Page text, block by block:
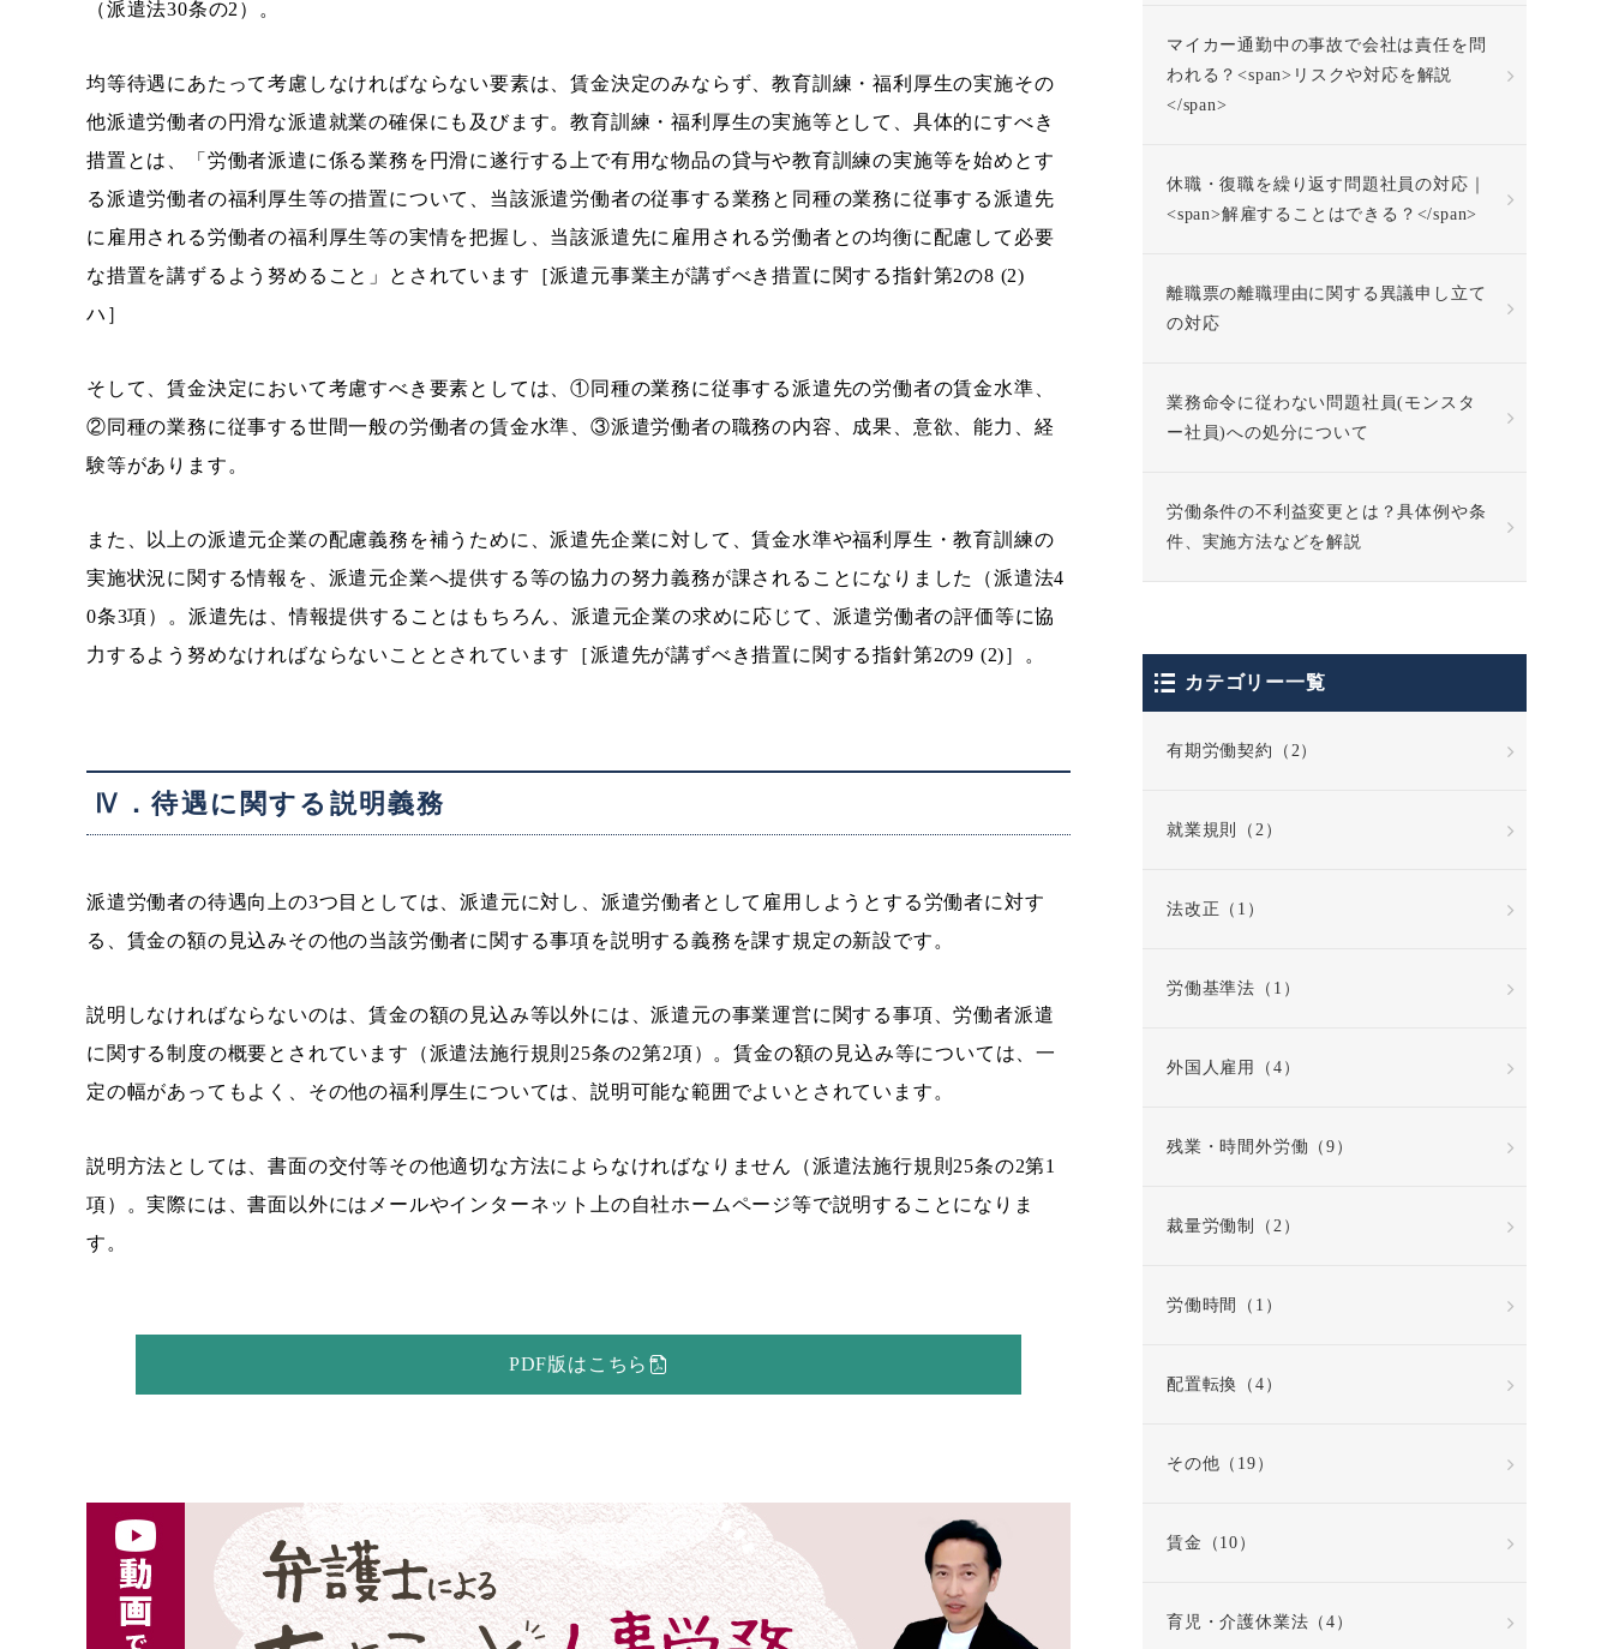
（派遣法30条の2）。
均等待遇にあたって考慮しなければならない要素は、賃金決定のみならず、教育訓練・福利厚生の実施その
他派遣労働者の円滑な派遣就業の確保にも及びます。教育訓練・福利厚生の実施等として、具体的にすべき
措置とは、「労働者派遣に係る業務を円滑に遂行する上で有用な物品の貸与や教育訓練の実施等を始めとす
る派遣労働者の福利厚生等の措置について、当該派遣労働者の従事する業務と同種の業務に従事する派遣先
に雇用される労働者の福利厚生等の実情を把握し、当該派遣先に雇用される労働者との均衡に配慮して必要
な措置を講ずるよう努めること」とされています［派遣元事業主が講ずべき措置に関する指針第2の8 (2)
ハ］
そして、賃金決定において考慮すべき要素としては、①同種の業務に従事する派遣先の労働者の賃金水準、
②同種の業務に従事する世間一般の労働者の賃金水準、③派遣労働者の職務の内容、成果、意欲、能力、経
験等があります。
また、以上の派遣元企業の配慮義務を補うために、派遣先企業に対して、賃金水準や福利厚生・教育訓練の
実施状況に関する情報を、派遣元企業へ提供する等の協力の努力義務が課されることになりました（派遣法4
0条3項）。派遣先は、情報提供することはもちろん、派遣元企業の求めに応じて、派遣労働者の評価等に協
力するよう努めなければならないこととされています［派遣先が講ずべき措置に関する指針第2の9 (2)］。
Ⅳ．待遇に関する説明義務
派遣労働者の待遇向上の3つ目としては、派遣元に対し、派遣労働者として雇用しようとする労働者に対す
る、賃金の額の見込みその他の当該労働者に関する事項を説明する義務を課す規定の新設です。
説明しなければならないのは、賃金の額の見込み等以外には、派遣元の事業運営に関する事項、労働者派遣
に関する制度の概要とされています（派遣法施行規則25条の2第2項）。賃金の額の見込み等については、一
定の幅があってもよく、その他の福利厚生については、説明可能な範囲でよいとされています。
説明方法としては、書面の交付等その他適切な方法によらなければなりません（派遣法施行規則25条の2第1
項）。実際には、書面以外にはメールやインターネット上の自社ホームページ等で説明することになりま
す。
PDF版はこちら
マイカー通勤中の事故で会社は責任を問
われる？<span>リスクや対応を解説
</span>
休職・復職を繰り返す問題社員の対応｜
<span>解雇することはできる？</span>
離職票の離職理由に関する異議申し立て
の対応
業務命令に従わない問題社員(モンスタ
ー社員)への処分について
労働条件の不利益変更とは？具体例や条
件、実施方法などを解説
カテゴリー一覧
有期労働契約（2）
就業規則（2）
法改正（1）
労働基準法（1）
外国人雇用（4）
残業・時間外労働（9）
裁量労働制（2）
労働時間（1）
配置転換（4）
その他（19）
賃金（10）
育児・介護休業法（4）